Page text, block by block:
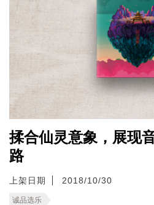
揉合仙灵意象，展现
路
上架日期 2018/10/30
诚品选乐